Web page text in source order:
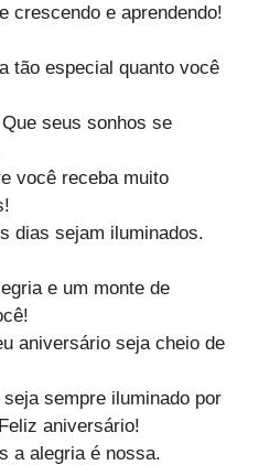
crescendo e aprendendo!
tão especial quanto você
seus sonhos se
você receba muito
dias sejam iluminados.
e um monte de
aniversário seja cheio de
sempre iluminado por
aniversário!
a alegria é nossa.